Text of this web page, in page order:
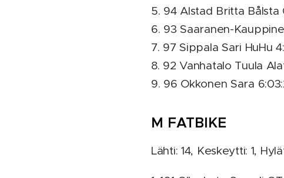
5. 94 Alstad Britta Bålsta
6. 93 Saaranen-
7. 97 Sippala Sari HuHu
8. 92 Vanhatalo Tuula
9. 96 Okkonen Sara
M FATBIKE
Lähti: 14, Keskeytti: 1,